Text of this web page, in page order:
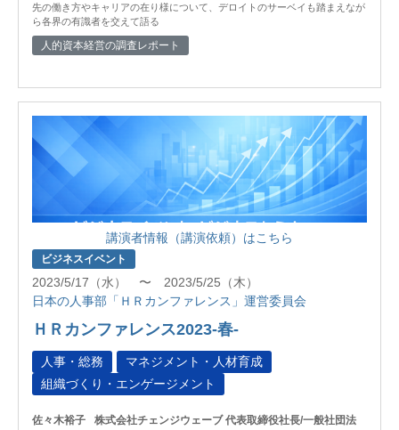
先の働き方やキャリアの在り様について、デロイトのサーベイも踏まえなが
ら各界の有識者を交えて語る
人的資本経営の調査レポート
講演者情報（講演依頼）はこちら
ビジネスイベント
2023/5/17（水） 〜 2023/5/25（木）
日本の人事部「ＨＲカンファレンス」運営委員会
ＨＲカンファレンス2023-春-
人事・総務
マネジメント・人材育成
組織づくり・エンゲージメント
佐々木裕子
株式会社チェンジウェーブ 代表取締役社長/一般社団法